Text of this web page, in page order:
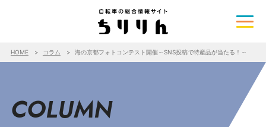
HOME コラム 海の京都フォトコンテスト開催～SNS投稿で特産品が当たる！～
COLUMN